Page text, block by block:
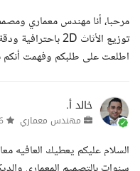
مرحبا، أنا مهندس معماري
اطلعت على طلبكم وفهمت أنكم
خالد أ.
مهندس معماري